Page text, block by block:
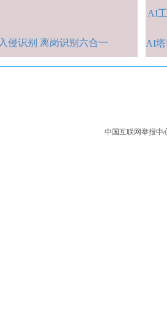
侵识别 离岗识别六合一
AI
AI
中国互联网举报中